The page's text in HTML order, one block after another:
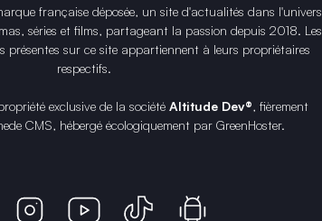
françaisedéposée, un site d'actualités dans l'univers
séries et films, partageant la passion depuis 2018. Les
présentes sur ce site appartiennent à leurs propriétaires
respectifs.
exclusive de la société Altitude Dev®, fièrement
CMS, hébergé écologiquement par GreenHoster.